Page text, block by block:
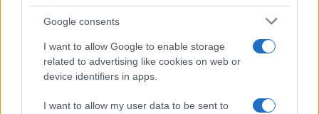
Google consents
I want to allow Google to enable storage
related to advertising like cookies on web or
device identifiers in apps.
I want to allow my user data to be sent to
Maxi piano tra Smeralda Holding e il Comune di
Arzachena
Salvini al concerto per De Andrè, la nipote: “Mio